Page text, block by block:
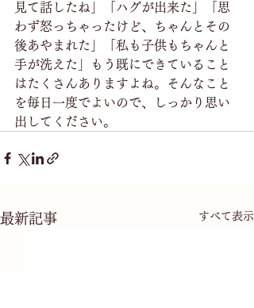
見て話したね」「ハグが出来た」「思
わず怒っちゃったけど、ちゃんとその
後あやまれた」「私も子供もちゃんと
手が洗えた」もう既にできていること
はたくさんありますよね。そんなこと
を毎日一度でよいので、しっかり思い
出してください。
最新記事 すべて表示